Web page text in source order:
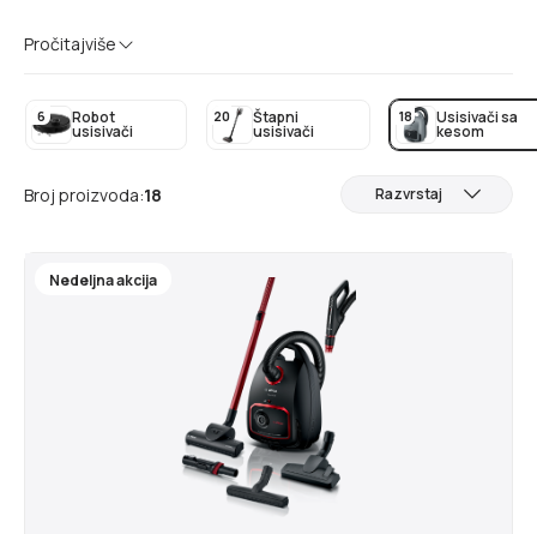
tehnologijom Bosch motora, a zahvaljujući zamenljivim
Pročitajviše
Robot
usisivači
6 Štapni
usisivači
20 Usisivači sa
kesom
18
Broj proizvoda:18 Razvrstaj
Nedeljna akcija